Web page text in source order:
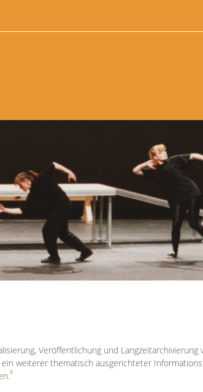
Veröffentlichung und Langzeitarchivierung
ein weiterer thematisch ausgerichteter
2